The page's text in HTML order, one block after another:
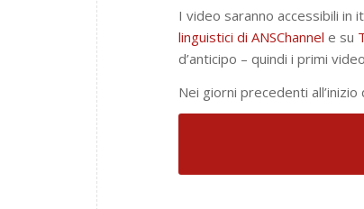
I video saranno accessibili in
linguistici di ANSChannel e su
d’anticipo – quindi i primi
Nei giorni precedenti